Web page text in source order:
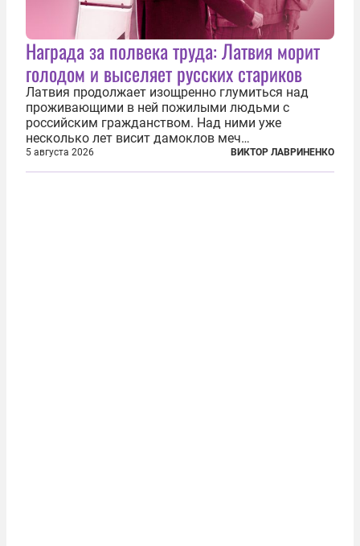
Награда за полвека труда: Латвия морит
голодом и выселяет русских стариков
Латвия продолжает изощренно глумиться над
проживающими в ней пожилыми людьми с
российским гражданством. Над ними уже
несколько лет висит дамоклов меч
насильственного выдворения. Некоторых уже
депортировали, а многие уехали сами, не
5 августа 2026 ВИКТОР ЛАВРИНЕНКО